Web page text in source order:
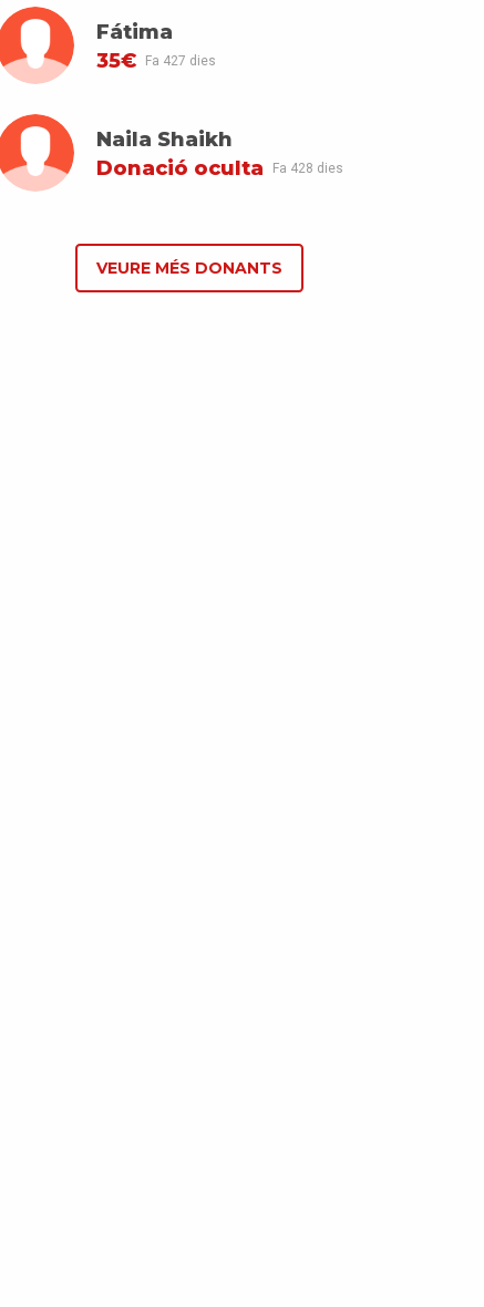
Fátima
35€
Fa 427 dies
Naila Shaikh
Donació oculta
Fa 428 dies
VEURE MÉS DONANTS